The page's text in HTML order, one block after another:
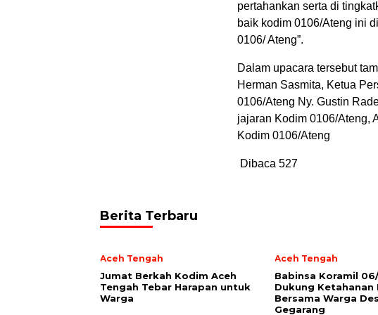
pertahankan serta di
baik kodim 0106/Ateng ini
0106/ Ateng”.
Dalam upacara tersebut
Herman Sasmita, Ketua
0106/Ateng Ny. Gustin
jajaran Kodim 0106/Ateng,
Kodim 0106/Ateng
Dibaca 527
Berita Terbaru
Aceh Tengah
Jumat Berkah Kodim Aceh
Tengah Tebar Harapan untuk
Warga
Aceh Tengah
‎Babinsa Koramil
Dukung Ketahanan
Bersama Warga
Gegarang